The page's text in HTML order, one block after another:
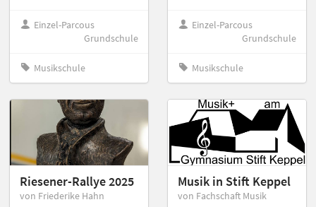
Einzel-Parcous
Grundschule
Musikschule
Einzel-Parcous
Grundschule
Musikschule
Riesener-Rallye 2025
von Friederike Hahn
Musik in Stift Keppel
von Fachschaft Musik